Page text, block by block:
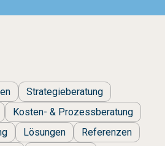
Strategieberatung
Kosten- & Prozessberatung
Lösungen
Referenzen